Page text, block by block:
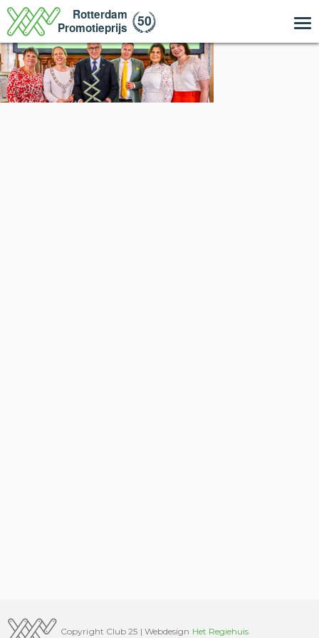
Copyright Club 25 | Webdesign Het Regiehuis